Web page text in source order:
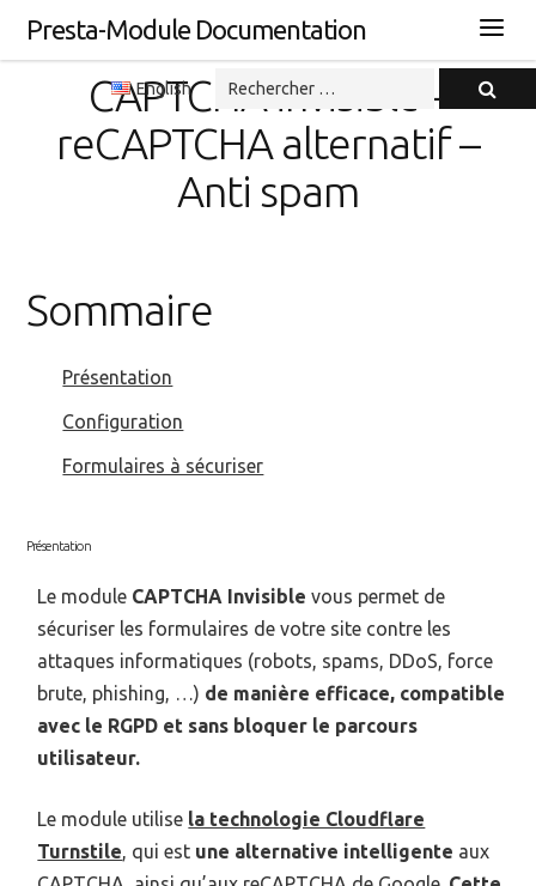
Presta-Module Documentation
English
CAPTCHA invisible –
reCAPTCHA alternatif –
Anti spam
Sommaire
Présentation
Configuration
Formulaires à sécuriser
Présentation
Le module CAPTCHA Invisible vous permet de
sécuriser les formulaires de votre site contre les
attaques informatiques (robots, spams, DDoS, force
brute, phishing, …) de manière efficace, compatible
avec le RGPD et sans bloquer le parcours
utilisateur.
Le module utilise la technologie Cloudflare
Turnstile, qui est une alternative intelligente aux